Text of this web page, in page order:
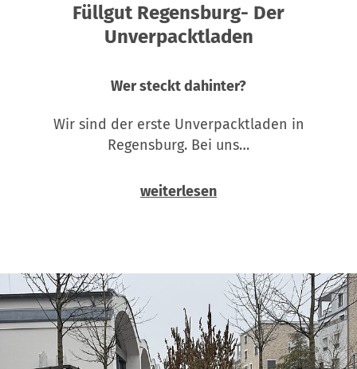
Füllgut Regensburg- Der
Unverpacktladen
Wer steckt dahinter?
Wir sind der erste Unverpacktladen in
Regensburg. Bei uns…
weiterlesen